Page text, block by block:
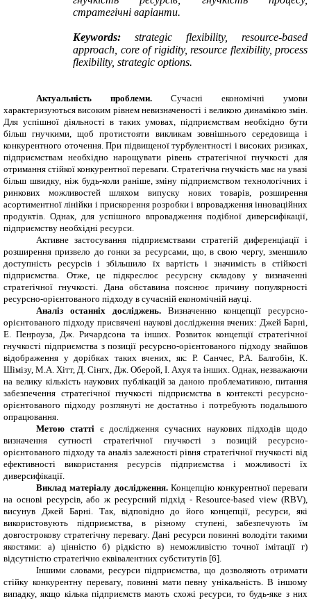
стратегічні варіанти.
Keywords: strategic flexibility, resource-based
approach, core of rigidity, resource flexibility, process
flexibility, strategic options.
Актуальність проблеми.Сучасні економічні умови
характеризуються високим рівнем невизначеності і великою динамікою змін.
Для успішної діяльності в таких умовах, підприємствам необхідно бути
більш гнучкими, щоб протистояти викликам зовнішнього середовища і
конкурентного оточення. При підвищеної турбулентності і високих ризиках,
підприємствам необхідно нарощувати рівень стратегічної гнучкості для
отримання стійкої конкурентної переваги. Стратегічна гнучкість має на увазі
більш швидку, ніж будь-коли раніше, зміну підприємством технологічних і
ринкових можливостей шляхом випуску нових товарів, розширення
асортиментної лінійки і прискорення розробки і впровадження інноваційних
продуктів. Однак, для успішного впровадження подібної диверсифікації,
підприємству необхідні ресурси.
Активне застосування підприємствами стратегій диференціації і
розширення призвело до гонки за ресурсами, що, в свою чергу, зменшило
доступність ресурсів і збільшило їх вартість і значимість в стійкості
підприємства. Отже, це підкреслює ресурсну складову у визначенні
стратегічної гнучкості. Дана обставина пояснює причину популярності
ресурсно-орієнтованого підходу в сучасній економічній науці.
Аналіз останніх досліджень.Визначенню концепції ресурсно-
орієнтованого підходу присвячені наукові дослідження вчених: Джей Барні,
Е. Пенроуза, Дж. Ричардсона та інших. Розвиток концепції стратегічної
гнучкості підприємства з позиції ресурсно-орієнтованого підходу знайшов
відображення у дорібках таких вчених, як: Р. Санчес, Р.А. Балгобін, К.
Шімізу, М.А. Хітт, Д. Сінгх, Дж. Оберой, І. Ахуя та інших. Однак, незважаючи
на велику кількість наукових публікаційза даною проблематикою, питання
забезпечення стратегічної гнучкості підприємства в контексті ресурсно-
орієнтованого підходу розглянуті не достатньо і потребують подальшого
опрацювання.
Метою статті є дослідження сучасних наукових підходів щодо
визначення сутності стратегічної гнучкості з позицій ресурсно-
орієнтованого підходу та аналіз залежності рівня стратегічної гнучкості від
ефективності використання ресурсів підприємства і можливості їх
диверсифікації.
Виклад матеріалу дослідження. Концепцію конкурентної переваги
на основі ресурсів, або ж ресурсний підхід - Resource-based view (RBV),
висунув Джей Барні. Так, відповідно до його концепції, ресурси, які
використовують підприємства, в різному ступені, забезпечують їм
довгострокову стратегічну перевагу. Дані ресурси повинні володіти такими
якостями: а) цінністю б) рідкістю в) неможливістю точної імітації г)
відсутністю стратегічно еквівалентних субститутів [6].
Іншими словами, ресурси підприємства, що дозволяють отримати
стійку конкурентну перевагу, повинні мати певну унікальність. В іншому
випадку, якщо кілька підприємств мають схожі ресурси, то будь-яке з них